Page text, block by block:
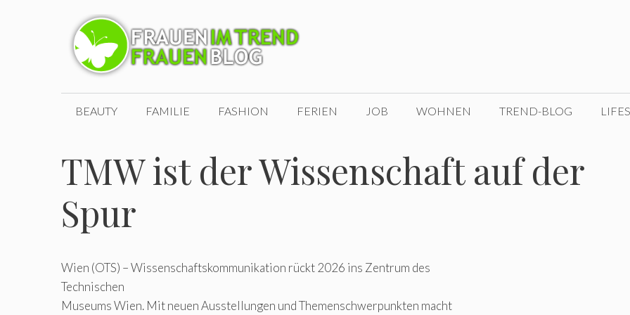
BEAUTY FAMILIE FASHION FERIEN JOB WOHNEN TREND-BLOG
TMW ist der Wissenschaft auf der
Spur
Wien (OTS) – Wissenschaftskommunikation rückt 2026 ins Zentrum des
Technischen
Museums Wien. Mit neuen Ausstellungen und Themenschwerpunkten macht